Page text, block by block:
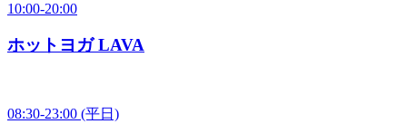
10:00-20:00
ホットヨガ LAVA
08:30-23:00 (平日)